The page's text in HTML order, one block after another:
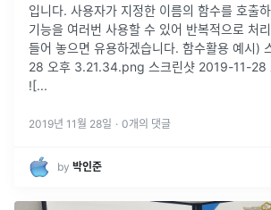
입니다. 사용자가 지정한 이름의 함수를 호출
기능을 여러번 사용할 수 있어 반복적으로 처
들어 놓으면 유용하겠습니다. 함수활용 예시)
28 오후 3.21.34.png 스크린샷 2019-11-
![...
2019년 11월 28일 · 0개의 댓글
by 박인준